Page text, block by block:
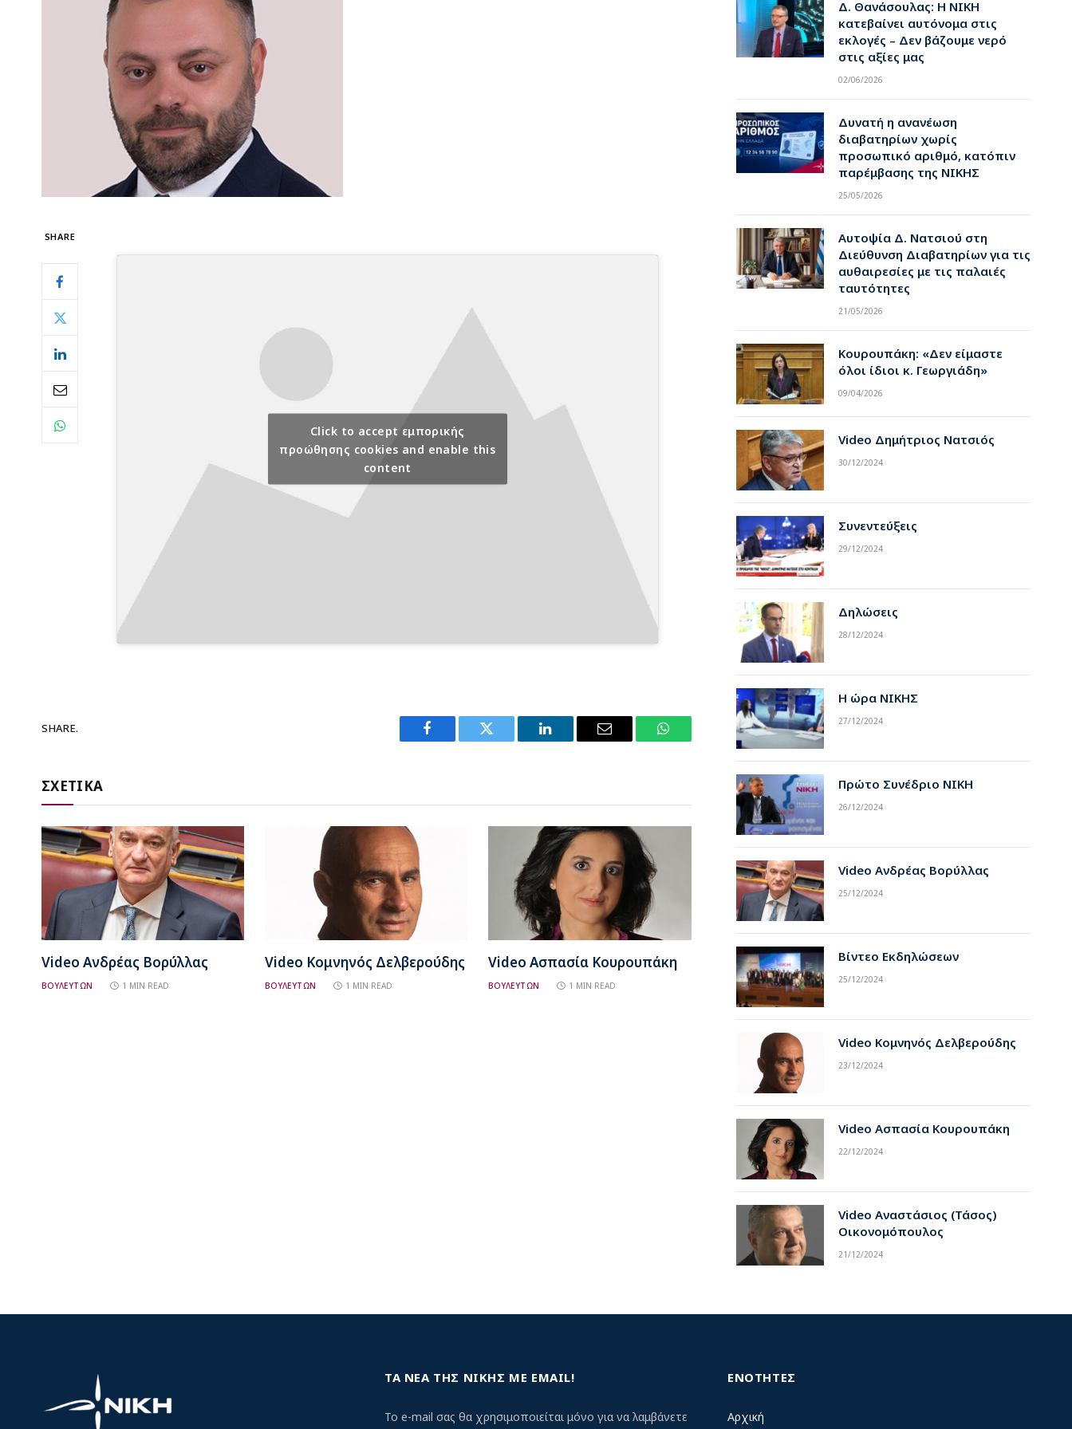
SHARE
Click to accept εμπορικής
προώθησης cookies and enable this
content
SHARE.
Facebook Twitter LinkedIn Email WhatsApp
ΣΧΕΤΙΚΑ
Video Ανδρέας Βορύλλας
ΒΟΥΛΕΥΤΩΝ 1 MIN READ
Video Κομνηνός Δελβερούδης
ΒΟΥΛΕΥΤΩΝ 1 MIN READ
Video Ασπασία Κουρουπάκη
ΒΟΥΛΕΥΤΩΝ 1 MIN READ
Δ. Θανάσουλας: Η ΝΙΚΗ
κατεβαίνει αυτόνομα στις
εκλογές – Δεν βάζουμε νερό
στις αξίες μας
02/06/2026
Δυνατή η ανανέωση
διαβατηρίων χωρίς
προσωπικό αριθμό, κατόπιν
παρέμβασης της ΝΙΚΗΣ
25/05/2026
Αυτοψία Δ. Νατσιού στη
Διεύθυνση Διαβατηρίων για τις
αυθαιρεσίες με τις παλαιές
ταυτότητες
21/05/2026
Κουρουπάκη: «Δεν είμαστε
όλοι ίδιοι κ. Γεωργιάδη»
09/04/2026
Video Δημήτριος Νατσιός
30/12/2024
Συνεντεύξεις
29/12/2024
Δηλώσεις
28/12/2024
Η ώρα ΝΙΚΗΣ
27/12/2024
Πρώτο Συνέδριο ΝΙΚΗ
26/12/2024
Video Ανδρέας Βορύλλας
25/12/2024
Βίντεο Εκδηλώσεων
25/12/2024
Video Κομνηνός Δελβερούδης
23/12/2024
Video Ασπασία Κουρουπάκη
22/12/2024
Video Αναστάσιος (Τάσος)
Οικονομόπουλος
21/12/2024
ΤΑ ΝΕΑ ΤΗΣ ΝΙΚΗΣ ΜΕ EMAIL!
Το e-mail σας θα χρησιμοποιείται μόνο για να λαμβάνετε
ΕΝΟΤΗΤΕΣ
Αρχική